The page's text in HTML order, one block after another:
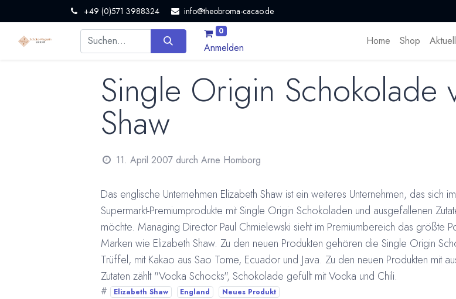
+49 (0)571 3988324 info@theobroma-cacao.de
0
Anmelden
Home Shop
Single Origin Schokolade
Shaw
11. April 2007 durch Arne Homborg
Das englische Unternehmen Elizabeth Shaw ist ein weiteres Unternehmen, das sich
Supermarkt-Premiumprodukte mit Single Origin Schokoladen und ausgefallenen
möchte. Managing Director Paul Chmielewski sieht im Premiumbereich das größte
Marken wie Elizabeth Shaw. Zu den neuen Produkten gehören die Single Origin
Trüffel, mit Kakao aus Sao Tome, Ecuador und Java. Zu den neuen Produkten mit
Zutaten zählt "Vodka Schocks", Schokolade gefüllt mit Vodka und Chili.
# Elizabeth Shaw England Neues Produkt